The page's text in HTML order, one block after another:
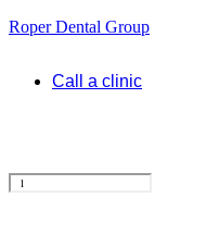
Roper Dental Group
Call a clinic